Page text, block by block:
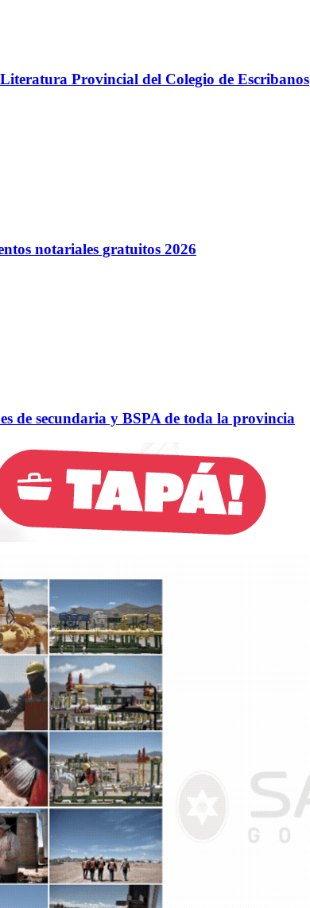
Provincial del Colegio de Escribanos
notariales gratuitos 2026
de secundaria y BSPA de toda la provincia